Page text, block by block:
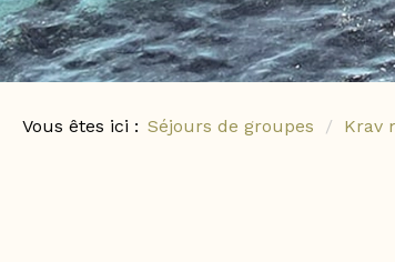
Vous êtes ici : Séjours de groupes Krav